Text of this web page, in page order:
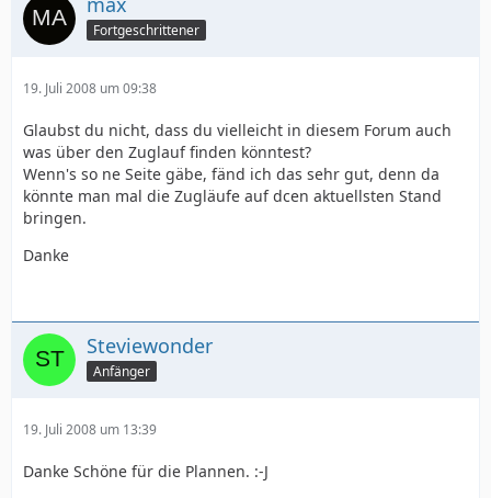
Fortgeschrittener
19. Juli 2008 um 09:38
Glaubst du nicht, dass du vielleicht in diesem Forum auch
was über den Zuglauf finden könntest?
Wenn's so ne Seite gäbe, fänd ich das sehr gut, denn da
könnte man mal die Zugläufe auf dcen aktuellsten Stand
bringen.
Danke
Steviewonder
Anfänger
19. Juli 2008 um 13:39
Danke Schöne für die Plannen. :-J